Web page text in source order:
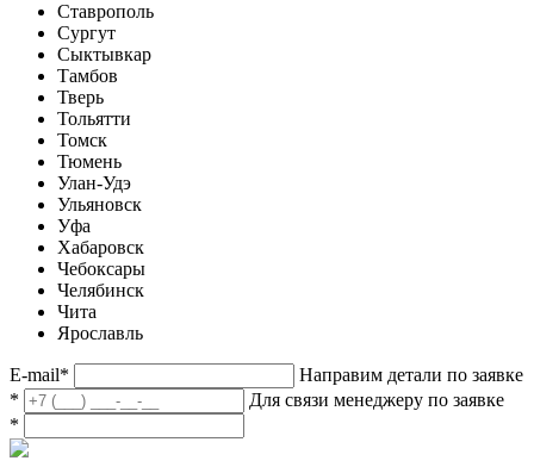
Ставрополь
Сургут
Сыктывкар
Тамбов
Тверь
Тольятти
Томск
Тюмень
Улан-Удэ
Ульяновск
Уфа
Хабаровск
Чебоксары
Челябинск
Чита
Ярославль
E-mail*
Направим детали по заявке
*
Для связи менеджеру по заявке
*